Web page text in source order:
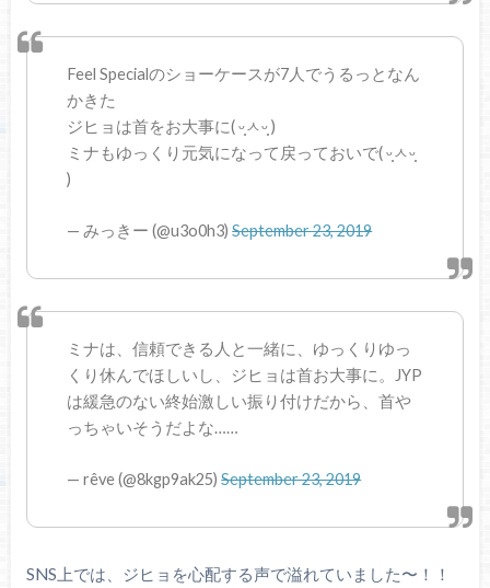
Feel Specialのショーケースが7人でうるっとなん
かきた
ジヒョは首をお大事に( ᵕ̩̩ㅅᵕ̩̩ )
ミナもゆっくり元気になって戻っておいで( ᵕ̩̩ㅅᵕ̩̩
)
— みっきー (@u3o0h3)September 23, 2019
ミナは、信頼できる人と一緒に、ゆっくりゆっ
くり休んでほしいし、ジヒョは首お大事に。JYP
は緩急のない終始激しい振り付けだから、首や
っちゃいそうだよな……
— rêve (@8kgp9ak25)September 23, 2019
SNS上では、ジヒョを心配する声で溢れていました〜！！